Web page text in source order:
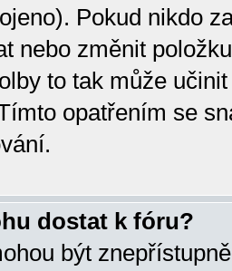
Pokud nikdo
nebo změnit
to tak může
opatřením se
dostat k fóru?
být